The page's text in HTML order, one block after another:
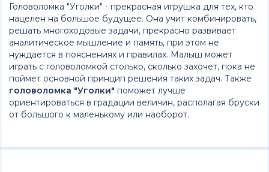
Головоломка "Уголки" - прекрасная игрушка для тех, кто
нацелен на большое будущее. Она учит комбинировать,
решать многоходовые задачи, прекрасно развивает
аналитическое мышление и память, при этом не
нуждается в пояснениях и правилах. Малыш может
играть с головоломкой столько, сколько захочет, пока не
поймет основной принцип решения таких задач. Также
головоломка "Уголки" поможет лучше
ориентироваться в градации величин, располагая бруски
от большого к маленькому или наоборот.